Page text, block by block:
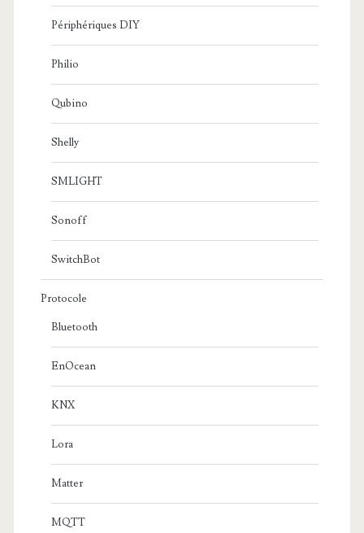
Périphériques DIY
Philio
Qubino
Shelly
SMLIGHT
Sonoff
SwitchBot
Protocole
Bluetooth
EnOcean
KNX
Lora
Matter
MQTT